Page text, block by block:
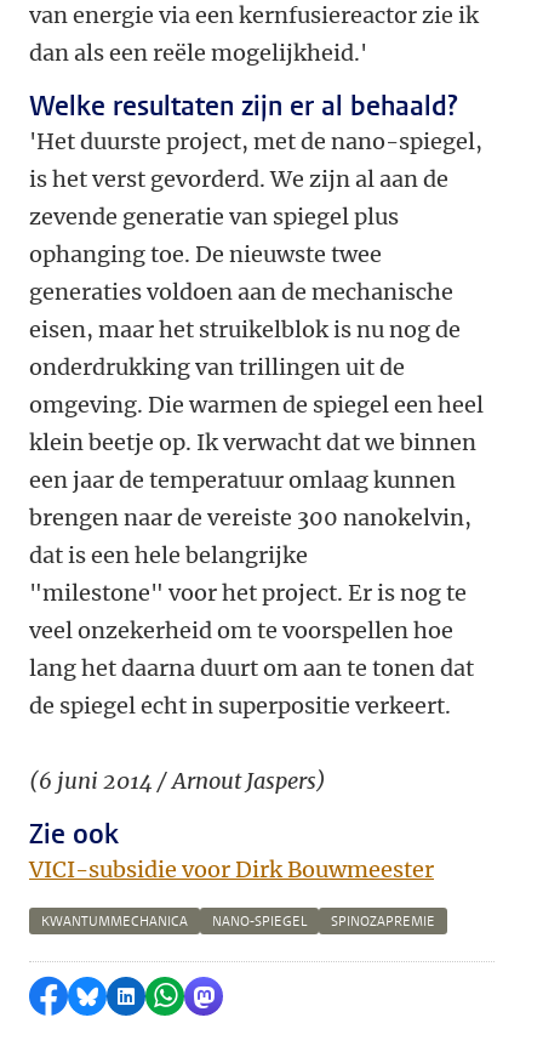
van energie via een kernfusiereactor zie ik
dan als een reële mogelijkheid.'
Welke resultaten zijn er al behaald?
'Het duurste project, met de nano-spiegel,
is het verst gevorderd. We zijn al aan de
zevende generatie van spiegel plus
ophanging toe. De nieuwste twee
generaties voldoen aan de mechanische
eisen, maar het struikelblok is nu nog de
onderdrukking van trillingen uit de
omgeving. Die warmen de spiegel een heel
klein beetje op. Ik verwacht dat we binnen
een jaar de temperatuur omlaag kunnen
brengen naar de vereiste 300 nanokelvin,
dat is een hele belangrijke
"milestone" voor het project. Er is nog te
veel onzekerheid om te voorspellen hoe
lang het daarna duurt om aan te tonen dat
de spiegel echt in superpositie verkeert.
(6 juni 2014 / Arnout Jaspers)
Zie ook
VICI-subsidie voor Dirk Bouwmeester
KWANTUMMECHANICA NANO-SPIEGEL SPINOZAPREMIE
Delen op Facebook
Delen via Bluesky
Delen op LinkedIn
Delen via WhatsApp
Delen via Mastodon